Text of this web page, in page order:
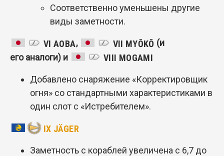
Соответственно уменьшены другие
виды заметности.
VI AOBA, VII MYŌKŌ (и
его аналоги) и
VIII MOGAMI
Добавлено снаряжение «Корректировщик
огня» со стандартными характеристиками в
один слот с «Истребителем».
IX JÄGER
Заметность с кораблей увеличена с 6,7 до